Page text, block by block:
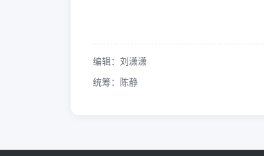
编辑：刘潇潇
统筹：陈静